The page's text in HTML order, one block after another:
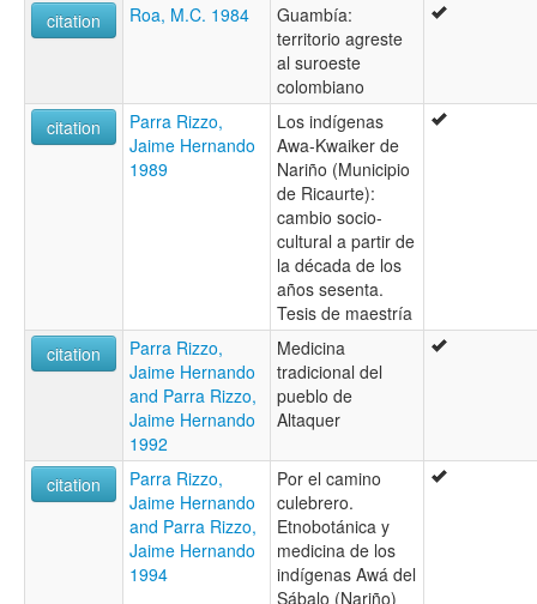
citation
Roa, M.C. 1984
Guambía:
territorio agreste
al suroeste
colombiano
citation
Parra Rizzo,
Jaime Hernando
1989
Los indígenas
Awa-Kwaiker de
Nariño (Municipio
de Ricaurte):
cambio socio-
cultural a partir de
la década de los
años sesenta.
Tesis de maestría
citation
Parra Rizzo,
Jaime Hernando
and Parra Rizzo,
Jaime Hernando
1992
Medicina
tradicional del
pueblo de
Altaquer
citation
Parra Rizzo,
Jaime Hernando
and Parra Rizzo,
Jaime Hernando
1994
Por el camino
culebrero.
Etnobotánica y
medicina de los
indígenas Awá del
Sábalo (Nariño)